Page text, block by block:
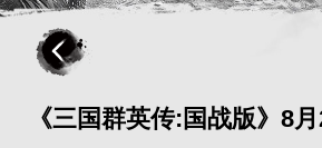
《三国群英传:国战版》8